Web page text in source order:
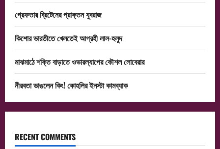
গ্রেফতার ব্রিটেনের প্রাক্তন যুবরাজ
কিশোর ভারতীতে খেলতেই আগ্রহী লাল-হলুদ
মাঝমাঠে শক্তি বাড়াতে ওভারল্যাপের কৌশল লোবেরার
নীরবতা ভাঙলেন কিং! কোহলির ইনস্টা কামব্যাক
RECENT COMMENTS